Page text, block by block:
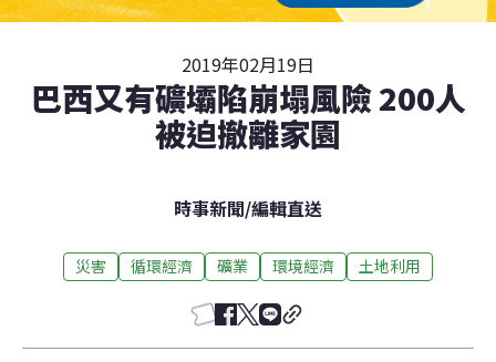
2019年02月19日
巴西又有礦壩陷崩塌風險 200人
被迫撤離家園
時事新聞/編輯直送
災害 循環經濟 礦業 環境經濟 土地利用